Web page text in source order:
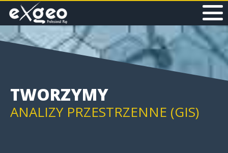
TWORZYMY
MAPY I APLIKACJE WEB
MAPY HISTORYCZNE
ANALIZY PRZESTRZENNE (GIS)